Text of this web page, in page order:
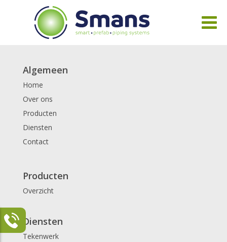
Algemeen
Home
Over ons
Producten
Diensten
Contact
Producten
Overzicht
Diensten
Tekenwerk